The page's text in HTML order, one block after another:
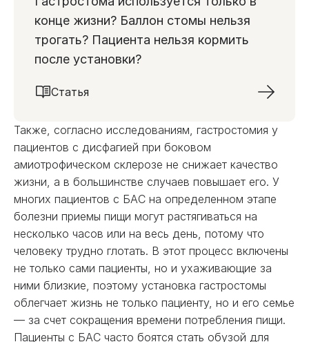
конце жизни? Баллон стомы нельзя
трогать? Пациента нельзя кормить
после установки?
Статья
Также, согласно исследованиям, гастростомия у
пациентов с дисфагией при боковом
амиотрофическом склерозе не снижает качество
жизни, а в большинстве случаев повышает его. У
многих пациентов с БАС на определенном этапе
болезни приемы пищи могут растягиваться на
несколько часов или на весь день, потому что
человеку трудно глотать. В этот процесс включены
не только сами пациенты, но и ухаживающие за
ними близкие, поэтому установка гастростомы
облегчает жизнь не только пациенту, но и его семье
— за счет сокращения времени потребления пищи.
Пациенты с БАС часто боятся стать обузой для